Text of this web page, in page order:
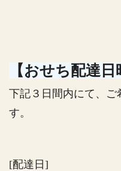
【おせち配達日
下記３日間内にて、ご
す。
[配達日]